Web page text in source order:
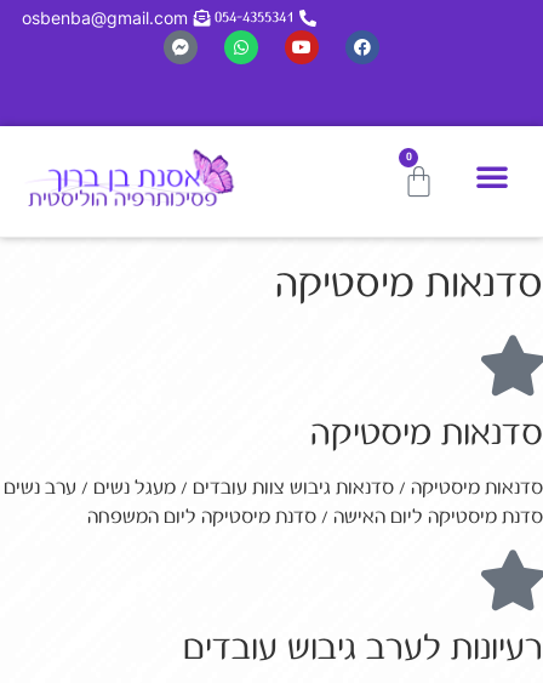
054-4355341
osbenba@gmail.com
0
סדנאות מיסטיקה
סדנאות מיסטיקה
סדנאות מיסטיקה / סדנאות גיבוש צוות עובדים / מעגל נשים / ערב נשים
סדנת מיסטיקה ליום האישה / סדנת מיסטיקה ליום המשפחה
רעיונות לערב גיבוש עובדים